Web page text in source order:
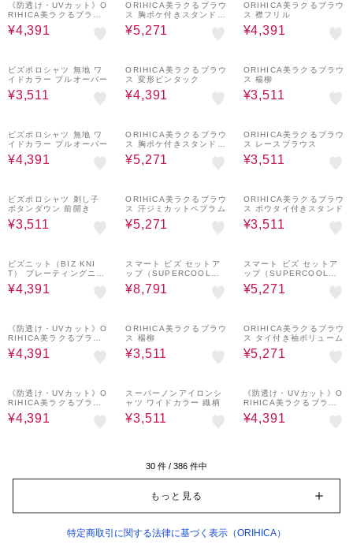
《防透け・UVカット》O
RIHICA美ラクるブラウ
ス VEIL Vネック
¥4,391
ORIHICA美ラクるブラウ
ス 胸ポケ付きスタンドカ
ラー
¥5,271
ORIHICA美ラクるブラウ
ス 襟フリル
¥4,391
ビズポロシャツ 無地 ワ
イドカラー プルオーバー
¥3,511
ORIHICA美ラクるブラウ
ス 変形ピンタック
¥4,391
ORIHICA美ラクるブラウ
ス 楊柳
¥3,511
ビズポロシャツ 無地 ワ
イドカラー プルオーバー
¥4,391
ORIHICA美ラクるブラウ
ス 胸ポケ付きスタンドカ
ラー
¥5,271
ORIHICA美ラクるブラウ
ス レースブラウス
¥3,511
ビズポロシャツ 刺し子
ボタンダウン 前開き
¥3,511
ORIHICA美ラクるブラウ
ス 汗ジミカットペプラム
¥5,271
ORIHICA美ラクるブラウ
ス ボウタイ付きスタンド
¥3,511
ビズニット（BIZ KNI
T） プレーティングニッ
トポロ
¥4,391
スマート ビズ セットア
ップ（SUPERCOOL）
ジャケット 千鳥
¥8,791
スマート ビズ セットア
ップ（SUPERCOOL）
スラックス 千鳥 裾上げ
済み
¥5,271
《防透け・UVカット》O
RIHICA美ラクるブラウ
ス VEIL Vネック
¥4,391
ORIHICA美ラクるブラウ
ス 楊柳
¥3,511
ORIHICA美ラクるブラウ
ス タイ付き袖ボリューム
¥5,271
《防透け・UVカット》O
RIHICA美ラクるブラウ
ス VEIL ピンタック
¥4,391
スーパーノンアイロンシ
ャツ ワイドカラー 織柄
¥3,511
《防透け・UVカット》O
RIHICA美ラクるブラウ
ス VEIL バー付きボウタ
イ
¥4,391
30 件 / 386 件中
もっと見る
特定商取引に関する法律に基づく表示（ORIHICA）